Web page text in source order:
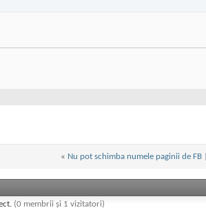
« Nu pot schimba numele paginii de FB|
(0 membrii și 1 vizitatori)